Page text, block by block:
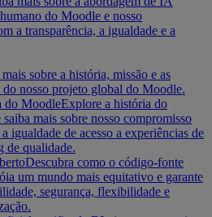
do Moodle e nosso
a transparência, a igualdade e a
mais sobre a história, missão e as
do nosso projeto global do Moodle.
do MoodleExplore a história do
mais sobre nosso compromisso
igualdade de acesso a experiências de
de qualidade.
Descubra como o código-fonte
um mundo mais equitativo e garante
segurança, flexibilidade e